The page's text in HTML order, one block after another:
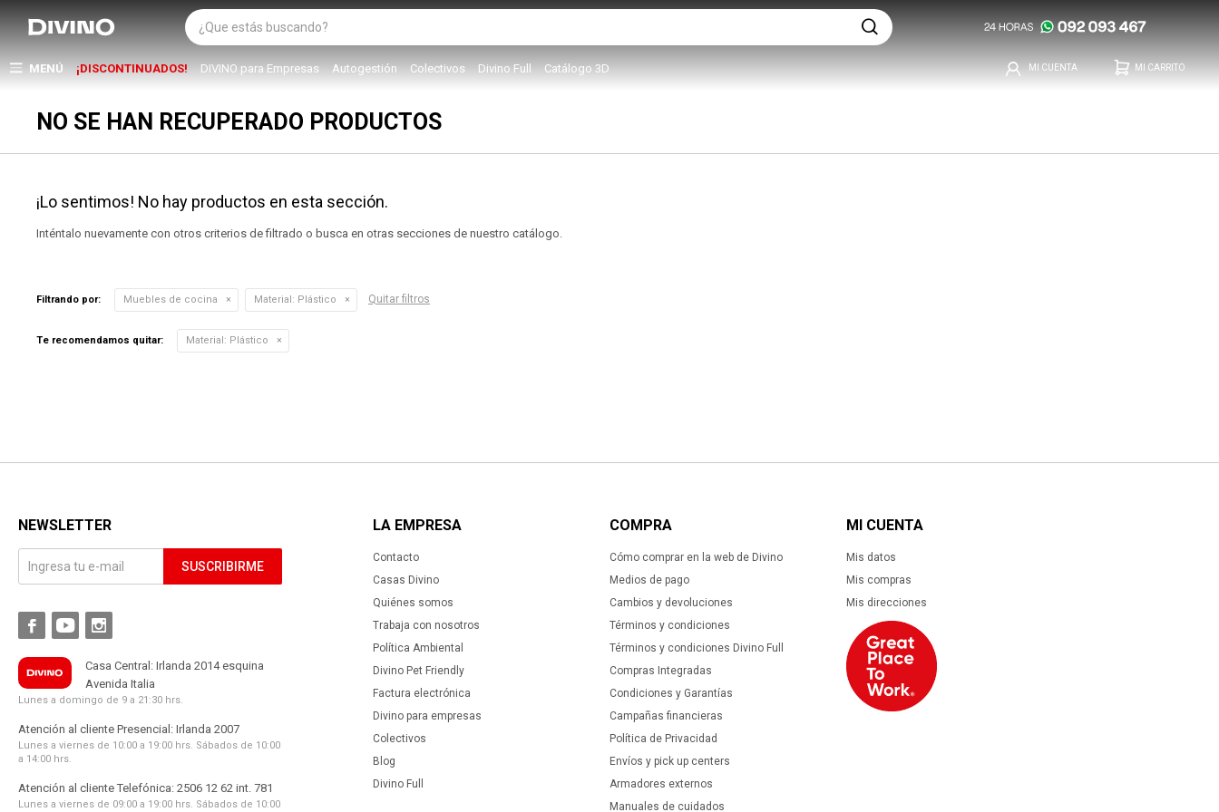
MENÚ ¡DISCONTINUADOS! DIVINO para Empresas Autogestión Colectivos Divino Full Catálogo 3D
NO SE HAN RECUPERADO PRODUCTOS
¡Lo sentimos! No hay productos en esta sección.
Inténtalo nuevamente con otros criterios de filtrado o busca en otras secciones de nuestro catálogo.
Filtrando por: Muebles de cocina Material: Plástico Quitar filtros
Te recomendamos quitar: Material: Plástico
LA EMPRESA
Contacto
Casas Divino
Quiénes somos
Trabaja con nosotros
Política Ambiental
Divino Pet Friendly
Factura electrónica
Divino para empresas
Colectivos
Blog
Divino Full
COMPRA
Cómo comprar en la web de Divino
Medios de pago
Cambios y devoluciones
Términos y condiciones
Términos y condiciones Divino Full
Compras Integradas
Condiciones y Garantías
Campañas financieras
Política de Privacidad
Envíos y pick up centers
Armadores externos
Manuales de cuidados
MI CUENTA
Mis datos
Mis compras
Mis direcciones
NEWSLETTER
SUSCRIBIRME
  
Casa Central: Irlanda 2014 esquina
Avenida Italia
Lunes a domingo de 9 a 21:30 hrs.
Atención al cliente Presencial: Irlanda 2007
Lunes a viernes de 10:00 a 19:00 hrs. Sábados de 10:00
a 14:00 hrs.
Atención al cliente Telefónica: 2506 12 62 int. 781
Lunes a viernes de 09:00 a 19:00 hrs. Sábados de 10:00